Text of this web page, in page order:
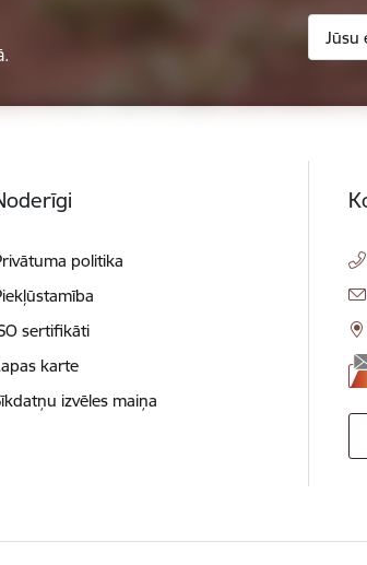
politika
sertifikāti
karte
izvēles maiņa